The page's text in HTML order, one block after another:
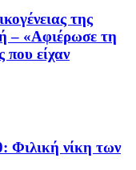
της
– «Αφιέρωσε τη
είχαν
Φιλική νίκη των